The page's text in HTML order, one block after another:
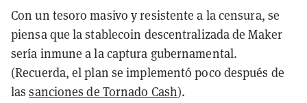
Con un tesoro masivo y resistente a la censura, se
piensa que la stablecoin descentralizada de Maker
sería inmune a la captura gubernamental.
(Recuerda, el plan se implementó poco después de
lassanciones de Tornado Cash).